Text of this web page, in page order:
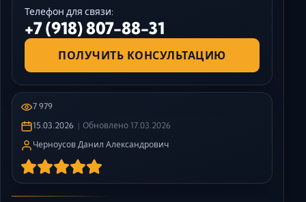
Телефон для связи:
+7 (918) 807-88-31
ПОЛУЧИТЬ КОНСУЛЬТАЦИЮ
7 979
15.03.2026
Обновлено 17.03.2026
Черноусов Данил Александрович